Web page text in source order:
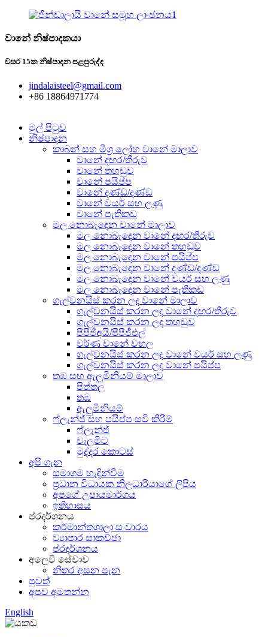
වානේ නිෂ්පාදකයා
වසර 15ක නිෂ්පාදන පළපුරුද්ද
jindalaisteel@gmail.com
+86 18864971774
මුල් පිටුව
නිෂ්පාදන
කාබන් සහ මිශ්‍ර ලෝහ වානේ මාලාව
වානේ දඟර/තීරුව
වානේ තහඩුව
වානේ පයිප්ප
වානේ දණ්ඩ/දණ්ඩ
වානේ වයර් සහ ලණු
වානේ පැතිකඩ
මල නොබැඳෙන වානේ මාලාව
මල නොබැඳෙන වානේ දඟර/තීරුව
මල නොබැඳෙන වානේ තහඩුව
මල නොබැඳෙන වානේ පයිප්ප
මල නොබැඳෙන වානේ දණ්ඩ/දණ්ඩ
මල නොබැඳෙන වානේ වයර් සහ ලණු
මල නොබැඳෙන වානේ පැතිකඩ
ගැල්වනයිස් කරන ලද වානේ මාලාව
ගැල්වනයිස් කරන ලද වානේ දඟර/තීරුව
ගැල්වනයිස් කරන ලද තහඩුව
පීපීජීඅයි/පීපීජීඑල්
වර්ණ වානේ වහල
ගැල්වනයිස් කරන ලද වානේ වයර් සහ ලණු
ගැල්වනයිස් කරන ලද වානේ පයිප්ප
තඹ සහ ඇලුමිනියම් මාලාව
පිත්තල
තඹ
ඇලුමිනියම්
ෆ්ලැන්ජ් සහ පයිප්ප සවි කිරීම්
ෆ්ලැන්ජ්
වැලමිට
මුද්දර කොටස්
අපි ගැන
සමාගම හැඳින්වීම
ප්‍රධාන විධායක නිලධාරියාගේ ලිපිය
අපගේ උපායමාර්ගය
ඉතිහාසය
ප්රදර්ශනය
කර්මාන්තශාලා සංචාරය
ව්‍යාපාර සාකච්ඡා
ප්රදර්ශනය
අලෙවි සේවාව
නිතර අසන පැන
පුවත්
අපව අමතන්න
English